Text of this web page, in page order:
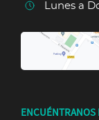
Lunes a
ENCUÉNTRANOS